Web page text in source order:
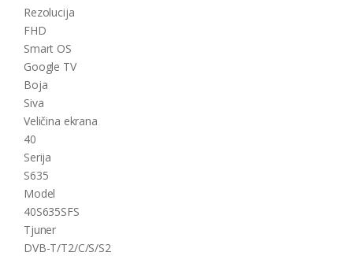
Rezolucija
FHD
Smart OS
Google TV
Boja
Siva
Veličina ekrana
40
Serija
S635
Model
40S635SFS
Tjuner
DVB-T/T2/C/S/S2